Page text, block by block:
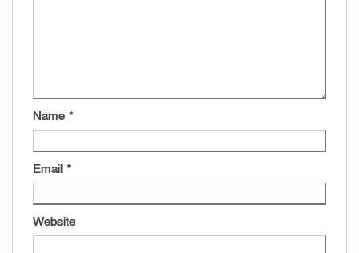
Name *
Email *
Website